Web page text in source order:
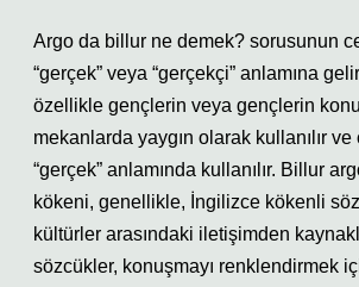
Argo da billur ne demek? sorusunun
“gerçek” veya “gerçekçi” anlamına
özellikle gençlerin veya gençlerin
mekanlarda yaygın olarak kullanılır
“gerçek” anlamında kullanılır. Billur
kökeni, genellikle, İngilizce kökenli
kültürler arasındaki iletişimden
sözcükler, konuşmayı renklendirmek